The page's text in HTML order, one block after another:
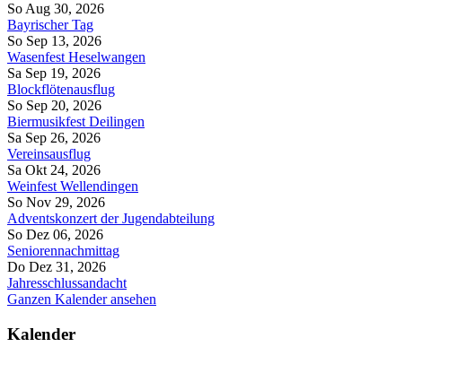
So Aug 30, 2026
Bayrischer Tag
So Sep 13, 2026
Wasenfest Heselwangen
Sa Sep 19, 2026
Blockflötenausflug
So Sep 20, 2026
Biermusikfest Deilingen
Sa Sep 26, 2026
Vereinsausflug
Sa Okt 24, 2026
Weinfest Wellendingen
So Nov 29, 2026
Adventskonzert der Jugendabteilung
So Dez 06, 2026
Seniorennachmittag
Do Dez 31, 2026
Jahresschlussandacht
Ganzen Kalender ansehen
Kalender